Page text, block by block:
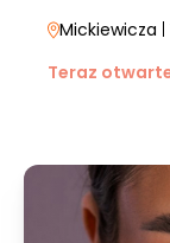
Mickiewicza
Teraz